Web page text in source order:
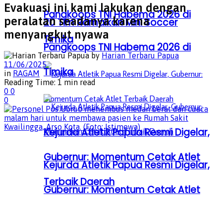
Pangkoops TNI Habema 2026 di
Timika
Kejurda Atletik Papua Resmi Digelar,
Gubernur: Momentum Cetak Atlet
Terbaik Daerah
20 Tim Ramaikan Mini Soccer
Pangkoops TNI Habema 2026 di
Timika
Kejurda Atletik Papua Resmi Digelar,
Gubernur: Momentum Cetak Atlet
Evakuasi ini kami lakukan dengan
peralatan seadanya karena
menyangkut nyawa
by Harian Terbaru Papua
11/06/2025
in RAGAM
Reading Time: 1 min read
0 0
0